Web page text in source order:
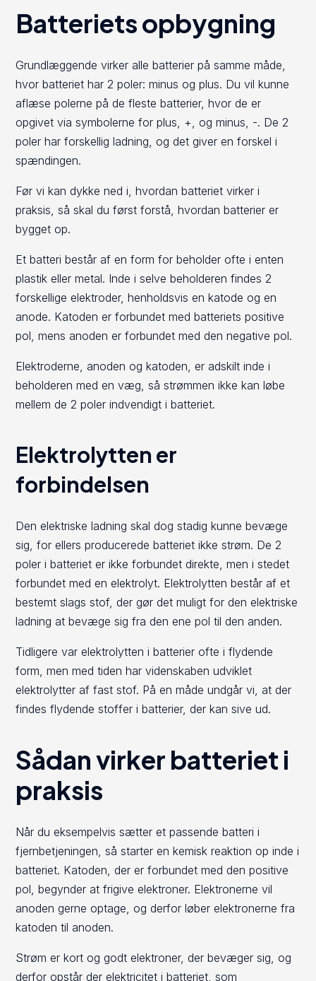
Batteriets opbygning
Grundlæggende virker alle batterier på samme måde,
hvor batteriet har 2 poler: minus og plus. Du vil kunne
aflæse polerne på de fleste batterier, hvor de er
opgivet via symbolerne for plus, +, og minus, -. De 2
poler har forskellig ladning, og det giver en forskel i
spændingen.
Før vi kan dykke ned i, hvordan batteriet virker i
praksis, så skal du først forstå, hvordan batterier er
bygget op.
Et batteri består af en form for beholder ofte i enten
plastik eller metal. Inde i selve beholderen findes 2
forskellige elektroder, henholdsvis en katode og en
anode. Katoden er forbundet med batteriets positive
pol, mens anoden er forbundet med den negative pol.
Elektroderne, anoden og katoden, er adskilt inde i
beholderen med en væg, så strømmen ikke kan løbe
mellem de 2 poler indvendigt i batteriet.
Elektrolytten er
forbindelsen
Den elektriske ladning skal dog stadig kunne bevæge
sig, for ellers producerede batteriet ikke strøm. De 2
poler i batteriet er ikke forbundet direkte, men i stedet
forbundet med en elektrolyt. Elektrolytten består af et
bestemt slags stof, der gør det muligt for den elektriske
ladning at bevæge sig fra den ene pol til den anden.
Tidligere var elektrolytten i batterier ofte i flydende
form, men med tiden har videnskaben udviklet
elektrolytter af fast stof. På en måde undgår vi, at der
findes flydende stoffer i batterier, der kan sive ud.
Sådan virker batteriet i
praksis
Når du eksempelvis sætter et passende batteri i
fjernbetjeningen, så starter en kemisk reaktion op inde i
batteriet. Katoden, der er forbundet med den positive
pol, begynder at frigive elektroner. Elektronerne vil
anoden gerne optage, og derfor løber elektronerne fra
katoden til anoden.
Strøm er kort og godt elektroner, der bevæger sig, og
derfor opstår der elektricitet i batteriet, som